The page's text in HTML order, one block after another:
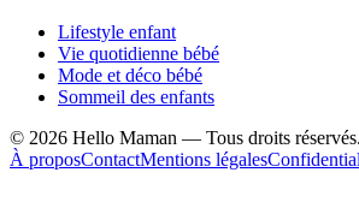
Lifestyle enfant
Vie quotidienne bébé
Mode et déco bébé
Sommeil des enfants
© 2026 Hello Maman — Tous droits réservés.
À proposContactMentions légales